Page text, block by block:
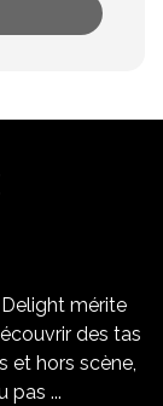
mérite
des tas
et hors scène,
pas ...